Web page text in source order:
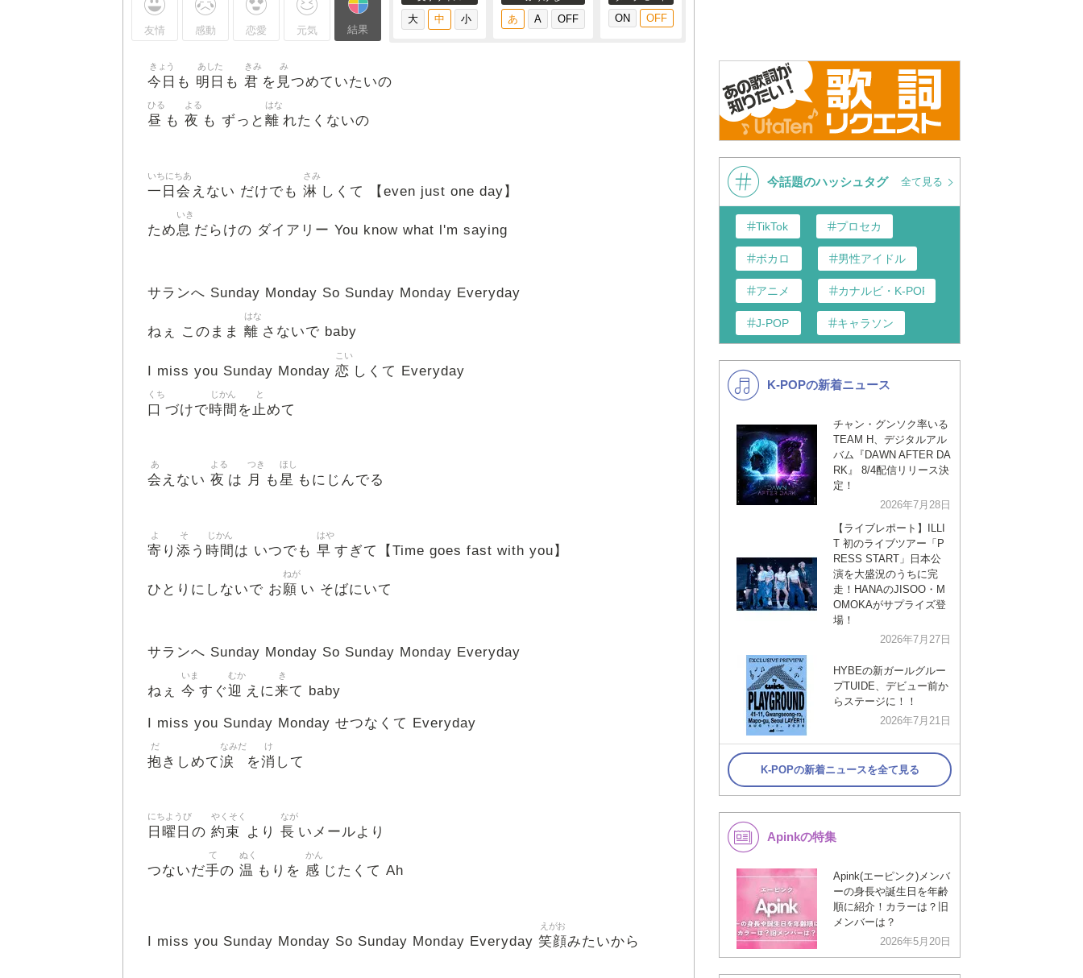
友情 感動 恋愛 元気 結果
今日
きょう
も 明日
あした
も 君
きみ
を 見
み
つめていたいの
昼
ひる
も 夜
よる
も ずっと 離
はな
れたくないの
一日会
いちにちあ
えない だけでも 淋
さみ
しくて 【even just one day】
ため息
いき
だらけの ダイアリー You know what l'm saying
サランへ Sunday Monday So Sunday Monday Everyday
ねぇ このまま 離
はな
さないで baby
I miss you Sunday Monday 恋
こい
しくて Everyday
口
くち
づけで時間
じかん
を止
と
めて
会
あ
えない 夜
よる
は 月
つき
も星
ほし
もにじんでる
寄
よ
り 添
そ
う 時間
じかん
は いつでも 早
はや
すぎて【Time goes fast with you】
ひとりにしないで お願
ねが
い そばにいて
サランへ Sunday Monday So Sunday Monday Everyday
ねぇ 今
いま
すぐ迎
むか
えに来
き
て baby
I miss you Sunday Monday せつなくて Everyday
抱
だ
きしめて涙
なみだ
を消
け
して
日曜日
にちようび
の 約束
やくそく
より 長
なが
いメールより
つないだ手
て
の 温
ぬく
もりを 感
かん
じたくて Ah
I miss you Sunday Monday So Sunday Monday Everyday 笑顔
えがお
みたいから
今話題のハッシュタグ 全て見る
TikTok プロセカ
ボカロ 男性アイドル
アニメ カナルビ・K-POP和訳
J-POP キャラソン
K-POP バンド
洋楽
VTuber ディズニー
K-POPの新着ニュース
チャン・グンソク率いる
TEAM H、デジタルアル
バム『DAWN AFTER DA
RK』 8/4配信リリース決
定！
2026年7月28日
【ライブレポート】ILLI
T 初のライブツアー「P
RESS START」日本公
演を大盛況のうちに完
走！HANAのJISOO・M
OMOKAがサプライズ登
場！
2026年7月27日
HYBEの新ガールグルー
プTUIDE、デビュー前か
らステージに！！
2026年7月21日
K-POPの新着ニュースを全て見る
Apinkの特集
Apink(エーピンク)メンバ
ーの身長や誕生日を年齢
順に紹介！カラーは？旧
メンバーは？
2026年5月20日